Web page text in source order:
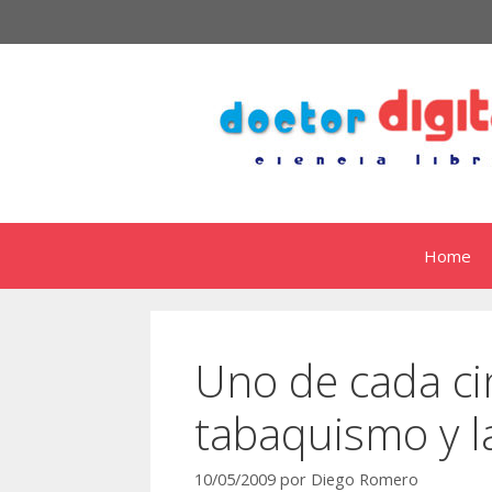
al
Home
Uno de cada
tabaquismo y
10/05/2009 por Diego Romero